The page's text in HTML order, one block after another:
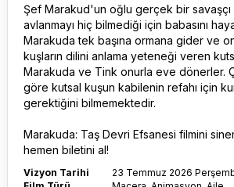
Şef Marakud'un oğlu gerçek bir savaşçı
avlanmayı hiç bilmediği için babasını hayal
Marakuda tek başına ormana gider ve
kuşların dilini anlama yeteneği veren
Marakuda ve Tink onurla eve dönerler.
göre kutsal kuşun kabilenin refahı için
gerektiğini bilmemektedir.
Marakuda: Taş Devri Efsanesi filmini
hemen biletini al!
Vizyon Tarihi
23 Temmuz 2026